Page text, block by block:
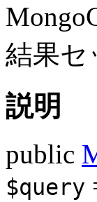
結果セ
説明
public
$query